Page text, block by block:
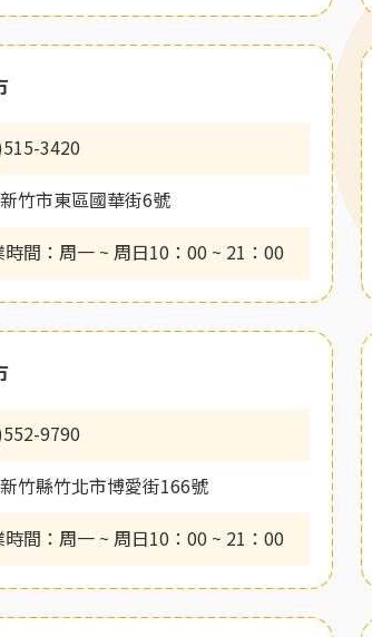
3420
竹市東區國華街6號
時間：周一 ~ 周日10：00 ~ 21：00
9790
竹縣竹北市博愛街166號
時間：周一 ~ 周日10：00 ~ 21：00